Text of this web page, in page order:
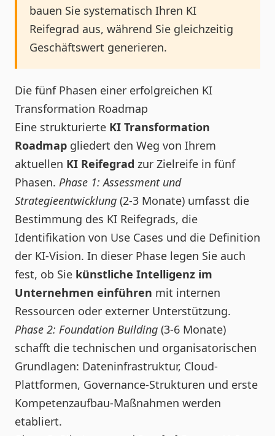
bauen Sie systematisch Ihren KI
Reifegrad aus, während Sie gleichzeitig
Geschäftswert generieren.
Die fünf Phasen einer erfolgreichen KI
Transformation Roadmap
Eine strukturierte KI Transformation
Roadmap gliedert den Weg von Ihrem
aktuellen KI Reifegrad zur Zielreife in fünf
Phasen. Phase 1: Assessment und
Strategieentwicklung (2-3 Monate) umfasst die
Bestimmung des KI Reifegrads, die
Identifikation von Use Cases und die Definition
der KI-Vision. In dieser Phase legen Sie auch
fest, ob Sie künstliche Intelligenz im
Unternehmen einführen mit internen
Ressourcen oder externer Unterstützung.
Phase 2: Foundation Building (3-6 Monate)
schafft die technischen und organisatorischen
Grundlagen: Dateninfrastruktur, Cloud-
Plattformen, Governance-Strukturen und erste
Kompetenzaufbau-Maßnahmen werden
etabliert.